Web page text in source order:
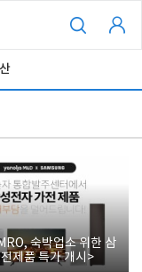
숙박업소 위한 삼
제품 특가 개시>